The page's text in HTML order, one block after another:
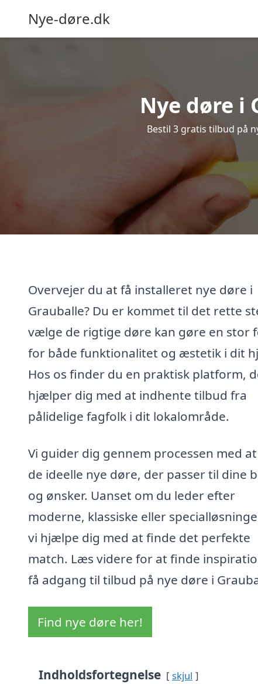
Nye-døre.dk
Nye døre i
Bestil 3 gratis tilbud på
Overvejer du at få installeret nye døre i
Grauballe? Du er kommet til det rette
vælge de rigtige døre kan gøre en stor
for både funktionalitet og æstetik i dit
Hos os finder du en praktisk platform,
hjælper dig med at indhente tilbud fra
pålidelige fagfolk i dit lokalområde.
Vi guider dig gennem processen med
de ideelle nye døre, der passer til dine
og ønsker. Uanset om du leder efter
moderne, klassiske eller
vi hjælpe dig med at finde det perfekte
match. Læs videre for at finde
få adgang til tilbud på nye døre i
Find nye døre her!
Indholdsfortegnelse skjul